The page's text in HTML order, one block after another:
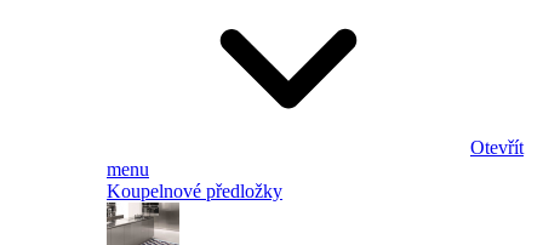
Otevřít
menu
Koupelnové předložky